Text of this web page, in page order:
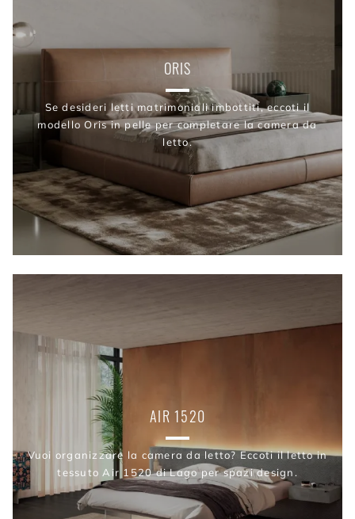
ORIS
Se desideri letti matrimoniali imbottiti, eccoti il
modello Oris in pelle per completare la camera da
letto.
AIR 1520
Vuoi organizzare la camera da letto? Eccoti il letto in
tessuto Air 1520 di Lago per spazi design.